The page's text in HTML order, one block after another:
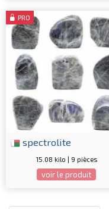
PRO
spectrolite
15.08 kilo | 9 pièces
voir le produit